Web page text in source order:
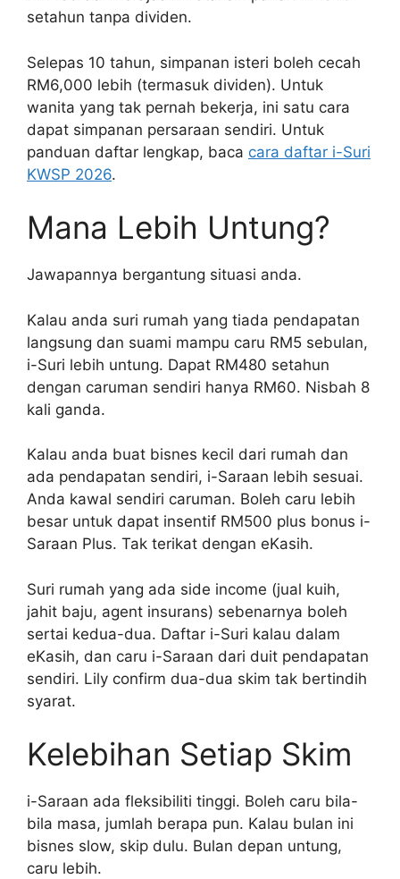
setahun tanpa dividen.
Selepas 10 tahun, simpanan isteri boleh cecah
RM6,000 lebih (termasuk dividen). Untuk
wanita yang tak pernah bekerja, ini satu cara
dapat simpanan persaraan sendiri. Untuk
panduan daftar lengkap, baca cara daftar i-Suri
KWSP 2026.
Mana Lebih Untung?
Jawapannya bergantung situasi anda.
Kalau anda suri rumah yang tiada pendapatan
langsung dan suami mampu caru RM5 sebulan,
i-Suri lebih untung. Dapat RM480 setahun
dengan caruman sendiri hanya RM60. Nisbah 8
kali ganda.
Kalau anda buat bisnes kecil dari rumah dan
ada pendapatan sendiri, i-Saraan lebih sesuai.
Anda kawal sendiri caruman. Boleh caru lebih
besar untuk dapat insentif RM500 plus bonus i-
Saraan Plus. Tak terikat dengan eKasih.
Suri rumah yang ada side income (jual kuih,
jahit baju, agent insurans) sebenarnya boleh
sertai kedua-dua. Daftar i-Suri kalau dalam
eKasih, dan caru i-Saraan dari duit pendapatan
sendiri. Lily confirm dua-dua skim tak bertindih
syarat.
Kelebihan Setiap Skim
i-Saraan ada fleksibiliti tinggi. Boleh caru bila-
bila masa, jumlah berapa pun. Kalau bulan ini
bisnes slow, skip dulu. Bulan depan untung,
caru lebih.